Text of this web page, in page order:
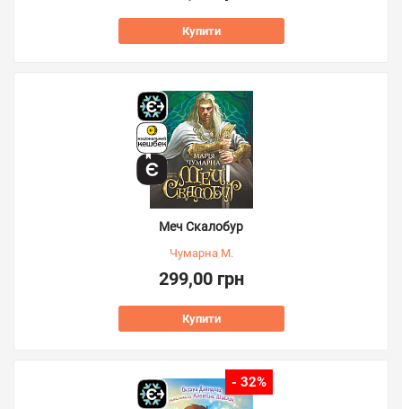
Купити
Меч Скалобур
Чумарна М.
299,00 грн
Купити
- 32%